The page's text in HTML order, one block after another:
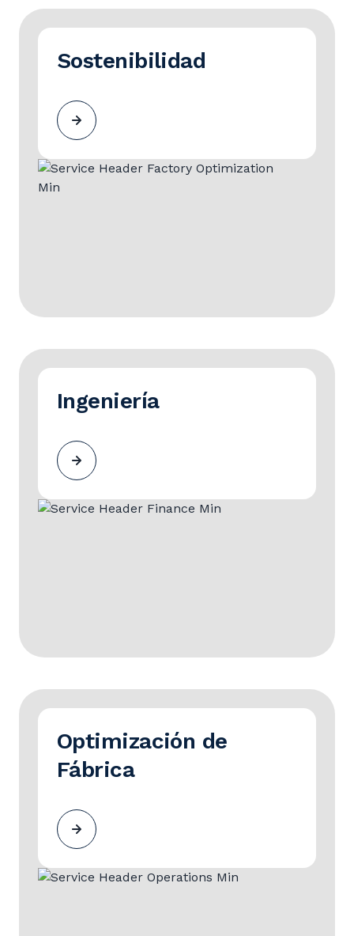
Sostenibilidad
Ingeniería
Optimización de
Fábrica